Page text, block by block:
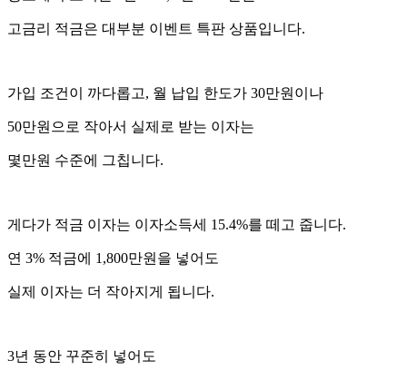
고금리 적금은 대부분 이벤트 특판 상품입니다.
가입 조건이 까다롭고, 월 납입 한도가 30만원이나
50만원으로 작아서 실제로 받는 이자는
몇만원 수준에 그칩니다.
게다가 적금 이자는 이자소득세 15.4%를 떼고 줍니다.
연 3% 적금에 1,800만원을 넣어도
실제 이자는 더 작아지게 됩니다.
3년 동안 꾸준히 넣어도